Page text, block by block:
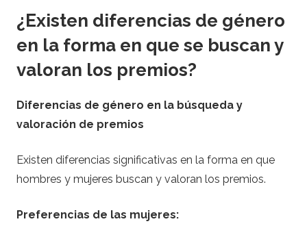
¿Existen diferencias de género
en la forma en que se buscan y
valoran los premios?
Diferencias de género en la búsqueda y
valoración de premios
Existen diferencias significativas en la forma en que
hombres y mujeres buscan y valoran los premios.
Preferencias de las mujeres: